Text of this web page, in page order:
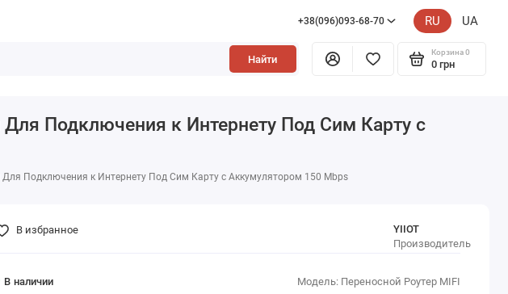
+38(096)093-68-70 RU UA
Найти
Корзина 0
0 грн
Подключения к Интернету Под Сим Карту с
Подключения к Интернету Под Сим Карту с Аккумулятором 150 Mbps
В избранное
В наличии Модель: Переносной Роутер MIFI
YIIOT
Производитель